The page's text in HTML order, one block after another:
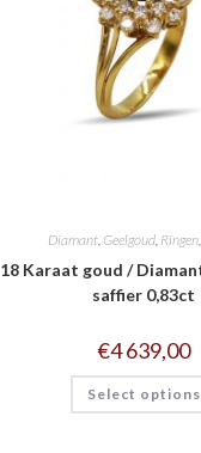
Diamant Geelgoud Ringen
18 Karaat goud /
saffier 0,83ct
€4 639,00
Select options